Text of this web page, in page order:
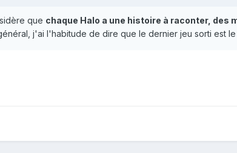
que chaque Halo a une histoire à raconter, des
j'ai l'habitude de dire que le dernier jeu sorti est le